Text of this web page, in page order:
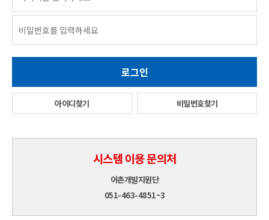
아이디찾기 비밀번호찾기
시스템 이용 문의처
어촌개발지원단
051-463-4851~3